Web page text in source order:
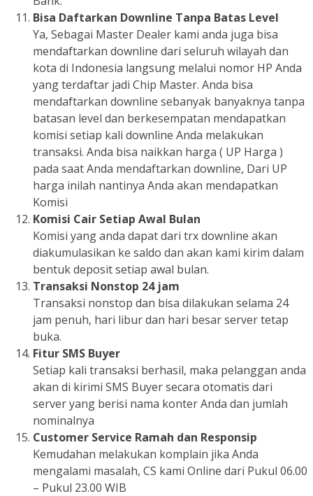
Bisa Daftarkan Downline Tanpa Batas Level
Ya, Sebagai Master Dealer kami anda juga bisa
mendaftarkan downline dari seluruh wilayah dan
kota di Indonesia langsung melalui nomor HP Anda
yang terdaftar jadi Chip Master. Anda bisa
mendaftarkan downline sebanyak banyaknya tanpa
batasan level dan berkesempatan mendapatkan
komisi setiap kali downline Anda melakukan
transaksi. Anda bisa naikkan harga ( UP Harga )
pada saat Anda mendaftarkan downline, Dari UP
harga inilah nantinya Anda akan mendapatkan
Komisi
Komisi Cair Setiap Awal Bulan
Komisi yang anda dapat dari trx downline akan
diakumulasikan ke saldo dan akan kami kirim dalam
bentuk deposit setiap awal bulan.
Transaksi Nonstop 24 jam
Transaksi nonstop dan bisa dilakukan selama 24
jam penuh, hari libur dan hari besar server tetap
buka.
Fitur SMS Buyer
Setiap kali transaksi berhasil, maka pelanggan anda
akan di kirimi SMS Buyer secara otomatis dari
server yang berisi nama konter Anda dan jumlah
nominalnya
Customer Service Ramah dan Responsip
Kemudahan melakukan komplain jika Anda
mengalami masalah, CS kami Online dari Pukul 06.00
– Pukul 23.00 WIB